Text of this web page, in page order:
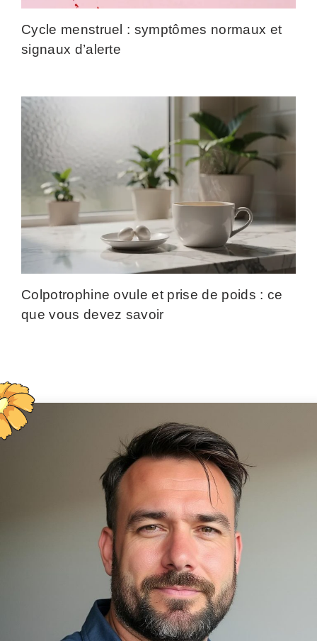
Cycle menstruel : symptômes normaux et
signaux d’alerte
Colpotrophine ovule et prise de poids : ce
que vous devez savoir